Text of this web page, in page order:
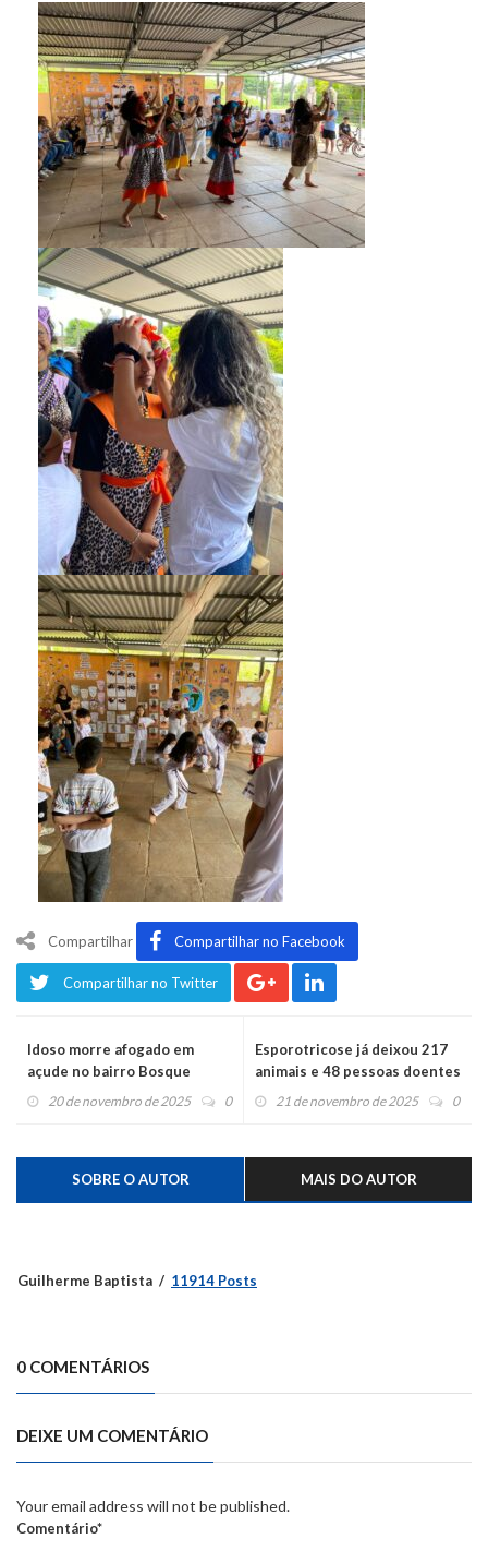
Compartilhar Compartilhar no Facebook
Compartilhar no Twitter
Idoso morre afogado em
açude no bairro Bosque
20 de novembro de 2025 0
Esporotricose já deixou 217
animais e 48 pessoas doentes
em Montenegro
21 de novembro de 2025 0
SOBRE O AUTOR MAIS DO AUTOR
Guilherme Baptista 11914 Posts
0 COMENTÁRIOS
DEIXE UM COMENTÁRIO
Your email address will not be published.
Comentário*